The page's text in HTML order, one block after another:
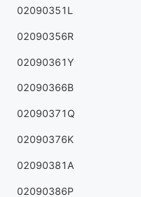
02090351L
02090356R
02090361Y
02090366B
02090371Q
02090376K
02090381A
02090386P